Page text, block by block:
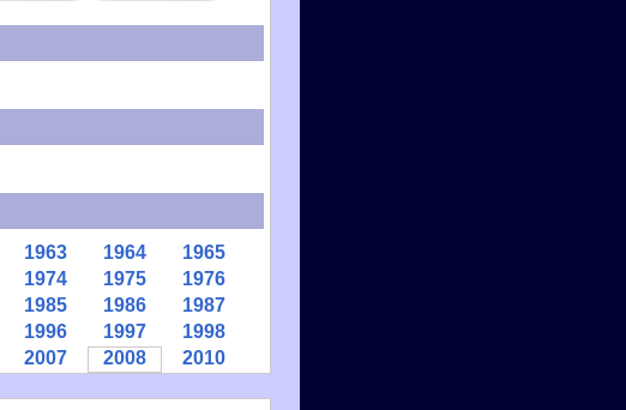
1963 1964
1965
1974 1975
1976
1985 1986
1987
1996 1997
1998
2007 2008 2010